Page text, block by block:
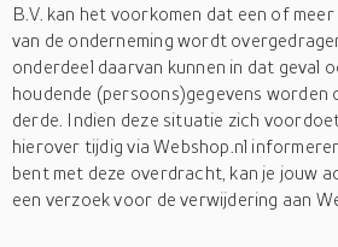
B.V. kan het voorkomen dat een of
van de onderneming wordt
onderdeel daarvan kunnen in dat geval
houdende (persoons)gegevens worden
derde. Indien deze situatie zich
hierover tijdig via Webshop.nl
bent met deze overdracht, kan je jouw
een verzoek voor de verwijdering aan